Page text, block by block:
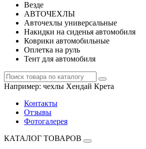
Везде
АВТОЧЕХЛЫ
Авточехлы универсальные
Накидки на сиденья автомобиля
Коврики автомобильные
Оплетка на руль
Тент для автомобиля
Например: чехлы Хендай Крета
Контакты
Отзывы
Фотогалерея
КАТАЛОГ ТОВАРОВ